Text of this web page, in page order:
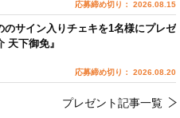
応募締め切り： 2026.08.15
のサイン入りチェキを1名様にプレゼ
天下御免』
応募締め切り： 2026.08.20
プレゼント記事一覧